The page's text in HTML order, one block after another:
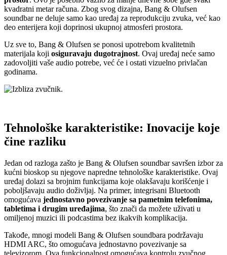
kvadratni metar računa. Zbog svog dizajna, Bang & Olufsen
soundbar ne deluje samo kao uređaj za reprodukciju zvuka, već kao
deo enterijera koji doprinosi ukupnoj atmosferi prostora.
Uz sve to, Bang & Olufsen se ponosi upotrebom kvalitetnih
materijala koji osiguravaju dugotrajnost. Ovaj uređaj neće samo
zadovoljiti vaše audio potrebe, već će i ostati vizuelno privlačan
godinama.
Tehnološke karakteristike: Inovacije koje
čine razliku
Jedan od razloga zašto je Bang & Olufsen soundbar savršen izbor za
kućni bioskop su njegove napredne tehnološke karakteristike. Ovaj
uređaj dolazi sa brojnim funkcijama koje olakšavaju korišćenje i
poboljšavaju audio doživljaj. Na primer, integrisani Bluetooth
omogućava jednostavno povezivanje sa pametnim telefonima,
tabletima i drugim uređajima, što znači da možete uživati u
omiljenoj muzici ili podcastima bez ikakvih komplikacija.
Takođe, mnogi modeli Bang & Olufsen soundbara podržavaju
HDMI ARC, što omogućava jednostavno povezivanje sa